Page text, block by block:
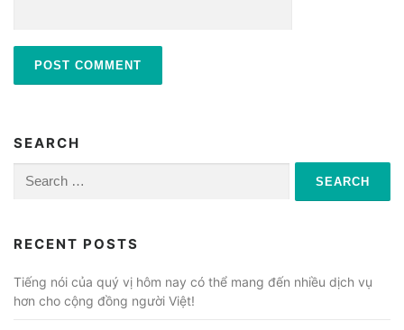
SEARCH
Search
for:
RECENT POSTS
Tiếng nói của quý vị hôm nay có thể mang đến nhiều dịch vụ
hơn cho cộng đồng người Việt!